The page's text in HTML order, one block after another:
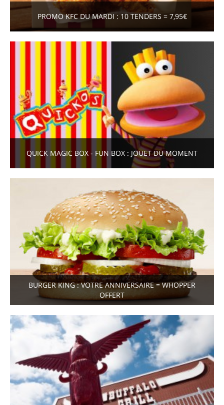
PROMO KFC DU MARDI : 10 TENDERS = 7,95€
QUICK MAGIC BOX - FUN BOX : JOUET DU MOMENT
BURGER KING : VOTRE ANNIVERSAIRE = WHOPPER
OFFERT